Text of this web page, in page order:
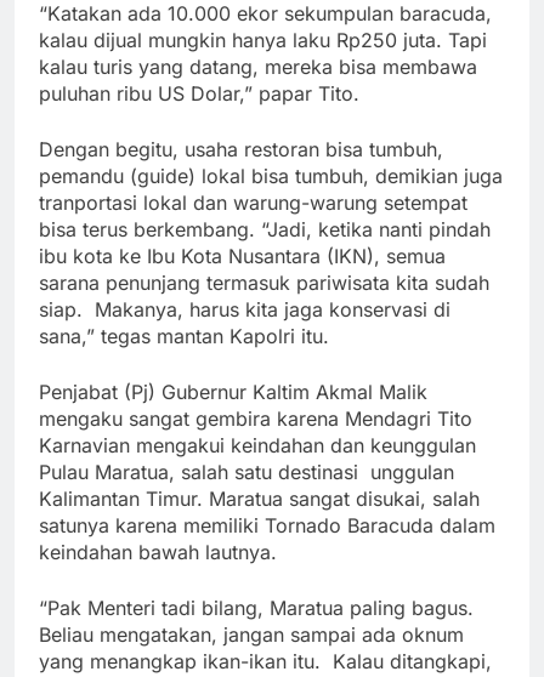
“Katakan ada 10.000 ekor sekumpulan baracuda,
kalau dijual mungkin hanya laku Rp250 juta. Tapi
kalau turis yang datang, mereka bisa membawa
puluhan ribu US Dolar,” papar Tito.
Dengan begitu, usaha restoran bisa tumbuh,
pemandu (guide) lokal bisa tumbuh, demikian juga
tranportasi lokal dan warung-warung setempat
bisa terus berkembang. “Jadi, ketika nanti pindah
ibu kota ke Ibu Kota Nusantara (IKN), semua
sarana penunjang termasuk pariwisata kita sudah
siap. Makanya, harus kita jaga konservasi di
sana,” tegas mantan Kapolri itu.
Penjabat (Pj) Gubernur Kaltim Akmal Malik
mengaku sangat gembira karena Mendagri Tito
Karnavian mengakui keindahan dan keunggulan
Pulau Maratua, salah satu destinasi unggulan
Kalimantan Timur. Maratua sangat disukai, salah
satunya karena memiliki Tornado Baracuda dalam
keindahan bawah lautnya.
“Pak Menteri tadi bilang, Maratua paling bagus.
Beliau mengatakan, jangan sampai ada oknum
yang menangkap ikan-ikan itu. Kalau ditangkapi,